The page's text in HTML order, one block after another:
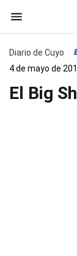
Diario de Cuyo
4 de mayo de
El Big